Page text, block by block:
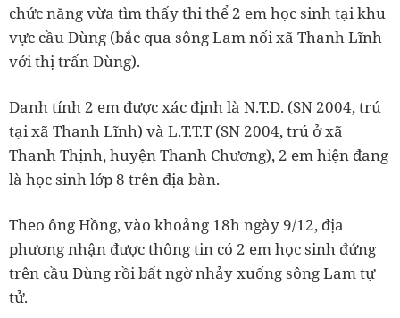
chức năng vừa tìm thấy thi thể 2 em học sinh tại khu
vực cầu Dùng (bắc qua sông Lam nối xã Thanh Lĩnh
với thị trấn Dùng).
Danh tính 2 em được xác định là N.T.D. (SN 2004, trú
tại xã Thanh Lĩnh) và L.T.T.T (SN 2004, trú ở xã
Thanh Thịnh, huyện Thanh Chương), 2 em hiện đang
là học sinh lớp 8 trên địa bàn.
Theo ông Hồng, vào khoảng 18h ngày 9/12, địa
phương nhận được thông tin có 2 em học sinh đứng
trên cầu Dùng rồi bất ngờ nhảy xuống sông Lam tự
tử.